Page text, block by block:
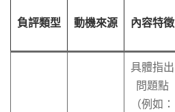
負評類型 動機來源 內容特徵
具體指出
問題點
（例如：